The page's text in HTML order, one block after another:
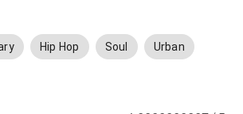
Hip Hop Soul Urban